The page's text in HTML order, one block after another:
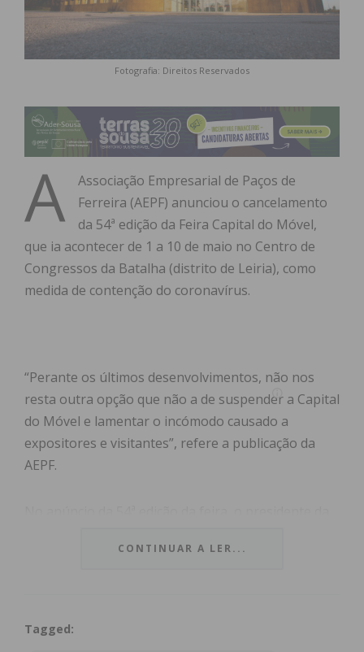
Fotografia: Direitos Reservados
A
Associação Empresarial de Paços de
Ferreira (AEPF) anunciou o cancelamento
da 54ª edição da Feira Capital do Móvel,
que ia acontecer de 1 a 10 de maio no Centro de
Congressos da Batalha (distrito de Leiria), como
medida de contenção do coronavírus.
“Perante os últimos desenvolvimentos, não nos
resta outra opção que não a de suspender a Capital
do Móvel e lamentar o incómodo causado a
expositores e visitantes”, refere a publicação da
AEPF.
IMEDIATO que se esperava aproximadamente o
50 mil pessoas.
CONTINUAR A LER...
Tagged: